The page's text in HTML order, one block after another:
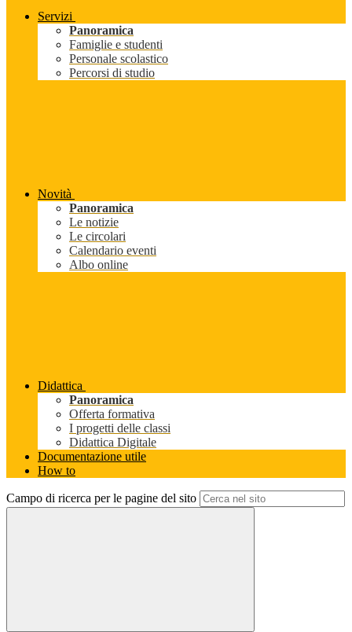
Servizi
Panoramica
Famiglie e studenti
Personale scolastico
Percorsi di studio
Novità
Panoramica
Le notizie
Le circolari
Calendario eventi
Albo online
Didattica
Panoramica
Offerta formativa
I progetti delle classi
Didattica Digitale
Documentazione utile
How to
Campo di ricerca per le pagine del sito